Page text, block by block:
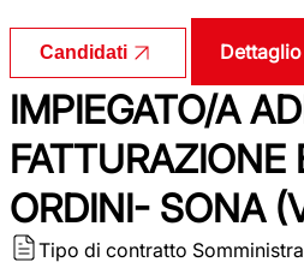
Candidati
IMPIEGATO/A
FATTURAZIONE
ORDINI- SONA
Tipo di contratto